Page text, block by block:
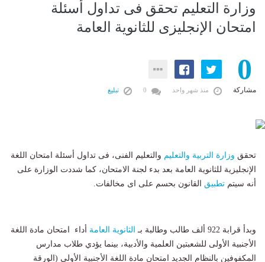
وزارة التعليم تحقق فى تداول أسئلة
امتحان الإنجليزى للثانوية العامة
0
مشاركة منذ شهر واحد تبليغ
تحقق وزارة التربية والتعليم والتعليم الفنى، فى تداول أسئلة امتحان اللغة
الإنجليزية للثانوية العامة بعد بدء لجنة الامتحان، كما شددت الوزارة على
أنه سيتم تطبيق القانون بحسم على اى مخالفات.
وبدأ قرابة 922 ألف طالب وطالبة بـ الثانوية العامة أداء امتحان مادة اللغة
الأجنبية الأولى للشعبتين العلمية والأدبية، بينما يؤدي طلاب مدارس
المكفوفين بالنظام الجديد امتحان مادة اللغة الأجنبية الأولى (الورقة